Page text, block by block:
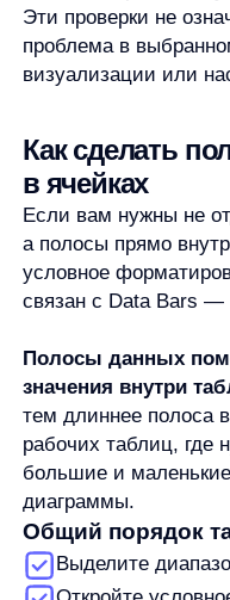
на вопросы:
в каком диапазоне
есть ли редкие
какие интервалы
внимательнее.
Но вывод всегда
и та же форма
смысл для продаж,
складских остатков или
Поэтому гистограмма
Коротко: как
в Excel
Определите, что вам
гистограмма-
внутри ячеек.
Подготовьте числовой
Выделите данные.
Вставьте
Проверьте, что Excel